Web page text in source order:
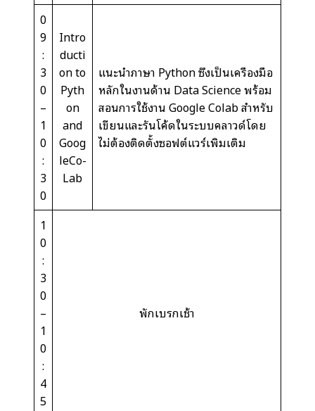
0
9
:
3
0
–
1
0
:
3
0
Intro
ducti
on to
Pyth
on
and
Goog
leCo-
Lab
แนะนำภาษา Python ซึ่งเป็นเครื่องมือ
หลักในงานด้าน Data Science พร้อม
สอนการใช้งาน Google Colab สำหรับ
เขียนและรันโค้ดในระบบคลาวด์โดย
ไม่ต้องติดตั้งซอฟต์แวร์เพิ่มเติม
1
0
:
3
0
–
1
0
:
4
5
พักเบรกเช้า